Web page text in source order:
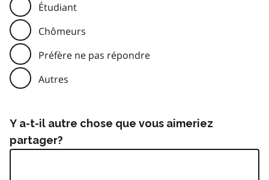
Étudiant
Chômeurs
Préfère ne pas répondre
Autres
Y a-t-il autre chose que vous aimeriez
partager?